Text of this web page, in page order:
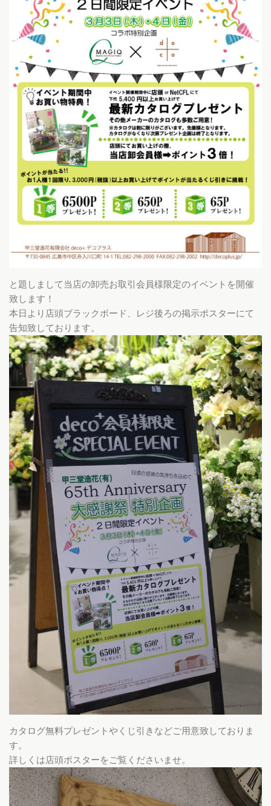
と題しまして当店の卸売お取引会員様限定のイベントを開催
致します！
本日より店頭ブラックボード、レジ後ろの掲示ポスターにて
告知致しております。
カタログ無料プレゼントやくじ引きなどご用意致しておりま
す。
詳しくは店頭ポスターをご覧くださいませ。